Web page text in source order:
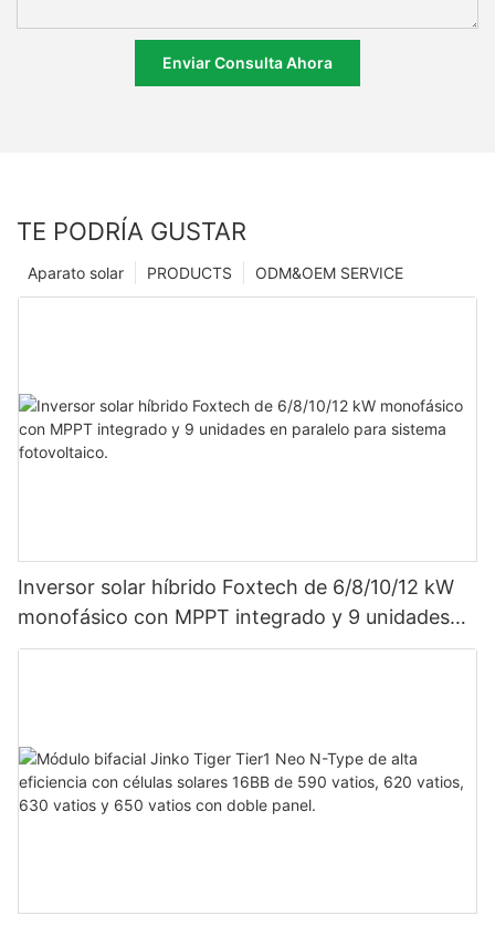
Enviar Consulta Ahora
TE PODRÍA GUSTAR
ODM&OEM SERVICE
PRODUCTS
Aparato solar
Inversor solar híbrido Foxtech de 6/8/10/12 kW
monofásico con MPPT integrado y 9 unidades
en paralelo para sistema fotovoltaico.